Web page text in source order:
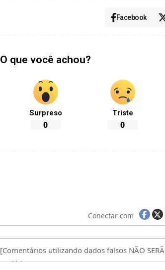
Facebook
O que você achou?
Surpreso
0
Triste
0
Conectar com